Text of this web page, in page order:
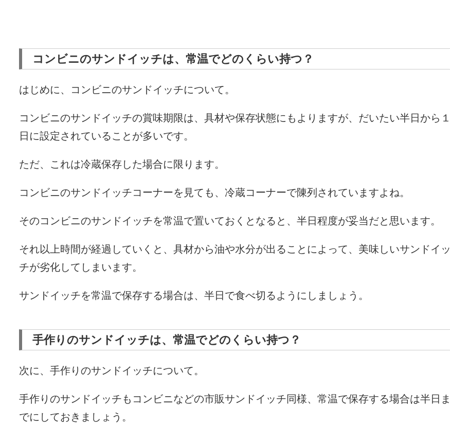
コンビニのサンドイッチは、常温でどのくらい持つ？
はじめに、コンビニのサンドイッチについて。
コンビニのサンドイッチの賞味期限は、具材や保存状態にもよりますが、だいたい半日から１
日に設定されていることが多いです。
ただ、これは冷蔵保存した場合に限ります。
コンビニのサンドイッチコーナーを見ても、冷蔵コーナーで陳列されていますよね。
そのコンビニのサンドイッチを常温で置いておくとなると、半日程度が妥当だと思います。
それ以上時間が経過していくと、具材から油や水分が出ることによって、美味しいサンドイッ
チが劣化してしまいます。
サンドイッチを常温で保存する場合は、半日で食べ切るようにしましょう。
手作りのサンドイッチは、常温でどのくらい持つ？
次に、手作りのサンドイッチについて。
手作りのサンドイッチもコンビニなどの市販サンドイッチ同様、常温で保存する場合は半日ま
でにしておきましょう。